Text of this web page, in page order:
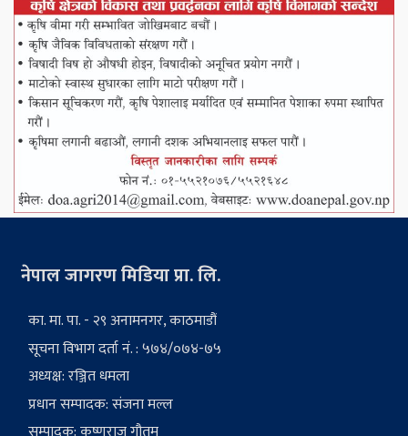
नेपाल जागरण मिडिया प्रा. लि.
का. मा. पा. - २९ अनामनगर, काठमाडौं
सूचना विभाग दर्ता नं. : ५७४/०७४-७५
अध्यक्ष: रञ्जित धमला
प्रधान सम्पादक: संजना मल्ल